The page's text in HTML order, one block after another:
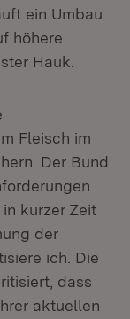
ein Umbau
höhere
Hauk.
Fleisch im
Der Bund
kurzer Zeit
der
ich. Die
dass
aktuellen